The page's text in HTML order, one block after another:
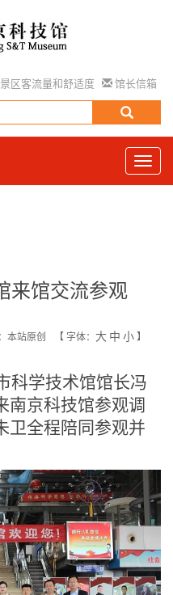
景区客流量和舒适度 馆长信箱
来馆交流参观
本站原创 【 字体： 大 中 小 】
科学技术馆馆长冯
南京科技馆参观调
卫全程陪同参观并